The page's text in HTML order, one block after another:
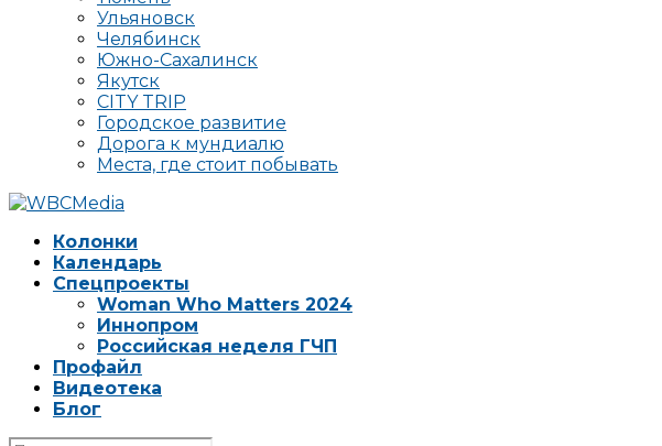
Ульяновск
Челябинск
Южно-Сахалинск
Якутск
CITY TRIP
Городское развитие
Дорога к мундиалю
Места, где стоит побывать
Колонки
Календарь
Спецпроекты
Woman Who Matters 2024
Иннопром
Российская неделя ГЧП
Профайл
Видеотека
Блог